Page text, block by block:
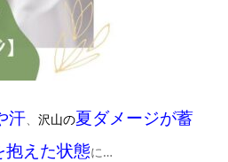
汗、沢山の夏ダメージが蓄
抱えた状態に…